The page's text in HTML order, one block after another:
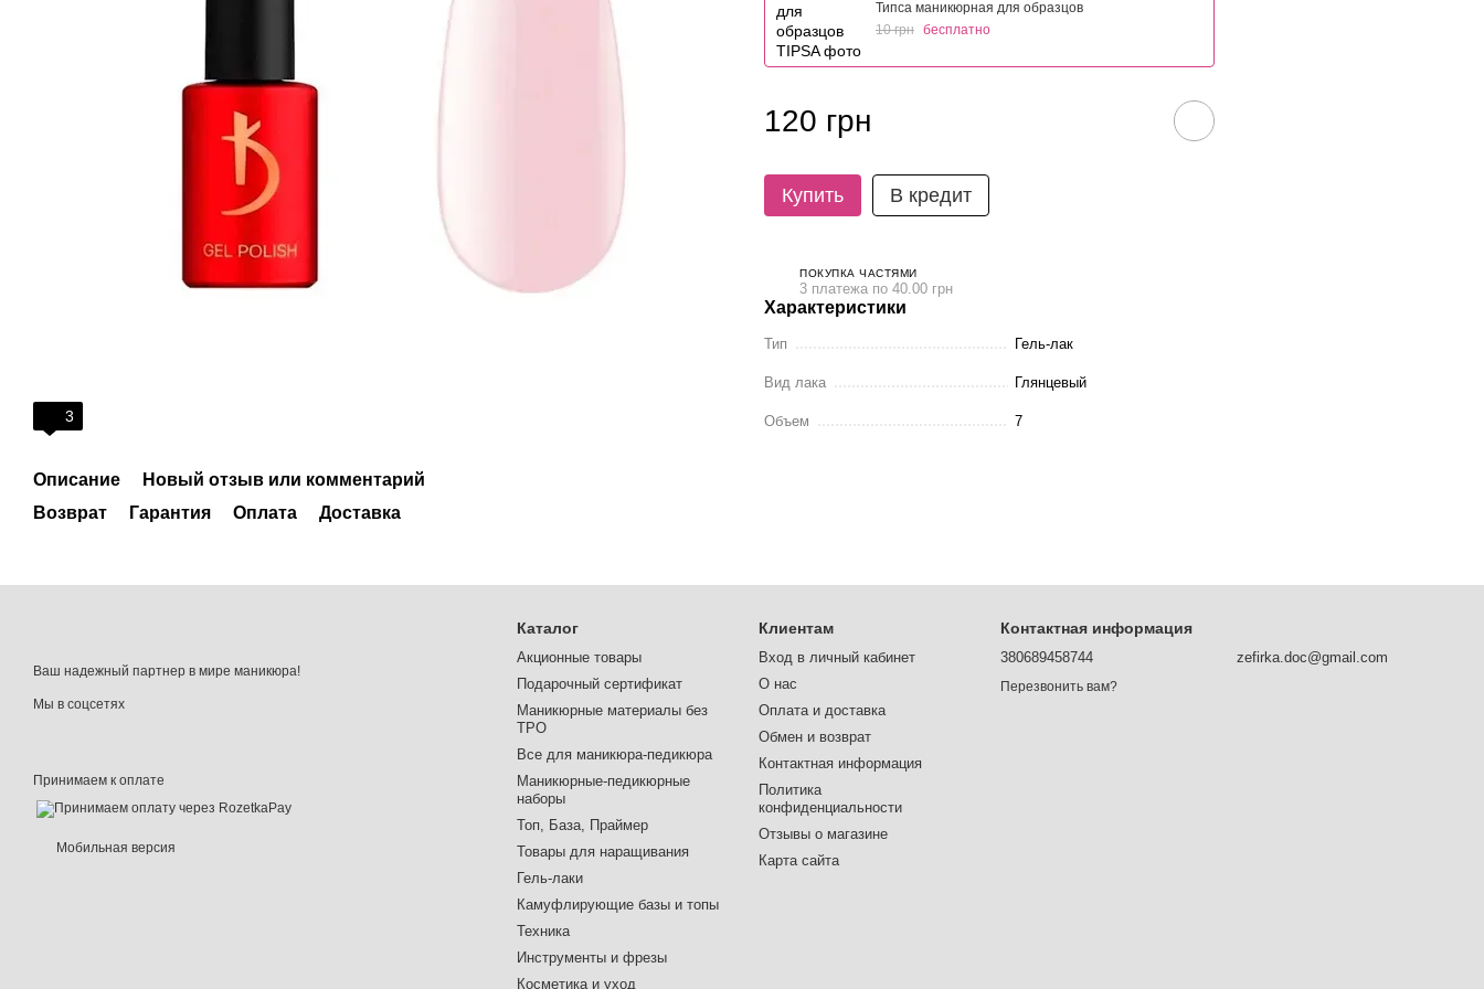
3
Описание
Новый отзыв или комментарий
Возврат
Гарантия Оплата Доставка
Типса маникюрная для образцов
10 грн бесплатно
120 грн
Купить В кредит
ПОКУПКА ЧАСТЯМИ
3 платежа по 40.00 грн
Характеристики
Тип Гель-лак
Вид лака Глянцевый
Объем 7
Ваш надежный партнер в мире маникюра!
Мы в соцсетях
Принимаем к оплате
Мобильная версия
Каталог
Акционные товары
Подарочный сертификат
Маникюрные материалы без
TPO
Все для маникюра-педикюра
Маникюрные-педикюрные
наборы
Топ, База, Праймер
Товары для наращивания
Гель-лаки
Камуфлирующие базы и топы
Техника
Инструменты и фрезы
Косметика и уход
Клиентам
Вход в личный кабинет
О нас
Оплата и доставка
Обмен и возврат
Контактная информация
Политика
конфиденциальности
Отзывы о магазине
Карта сайта
Контактная информация
380689458744
Перезвонить вам?
zefirka.doc@gmail.com